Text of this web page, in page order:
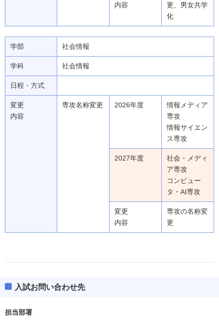
内容
更、男女共学
化
学部 社会情報
学科 社会情報
日程・方式
変更
内容
専攻名称変更 2026年度
情報メディア
専攻
情報サイエン
ス専攻
2027年度
社会・メディ
ア専攻
コンピュー
タ・AI専攻
変更
内容
専攻の名称変
更
入試お問い合わせ先
担当部署